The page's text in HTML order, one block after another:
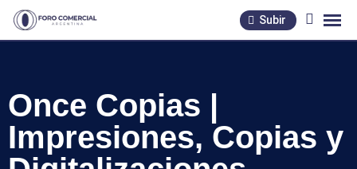
Skip
Subir
Once Copias |
Impresiones, Copias y